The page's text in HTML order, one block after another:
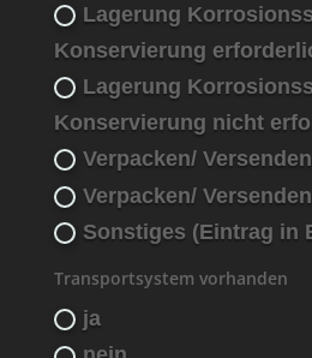
Lagerung
Konservierung
Lagerung
Konservierung nicht
Verpacken/
Verpacken/
Sonstiges (Eintrag in
Transportsystem vorhanden
ja